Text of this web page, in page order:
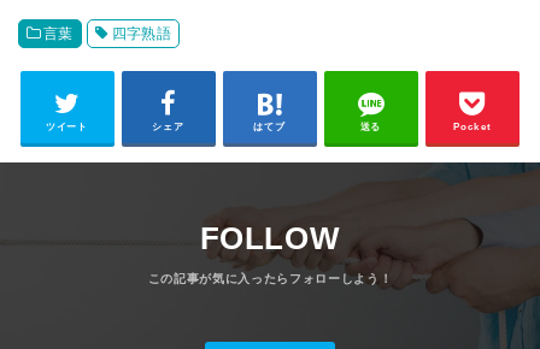
言葉 四字熟語
ツイート シェア はてブ 送る Pocket
FOLLOW